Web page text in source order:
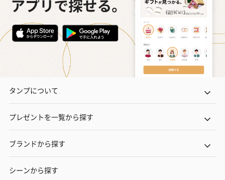
タンプについて
プレゼントを一覧から探す
ブランドから探す
シーンから探す